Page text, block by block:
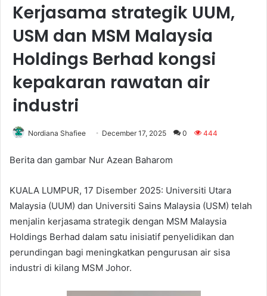
Kerjasama strategik UUM,
USM dan MSM Malaysia
Holdings Berhad kongsi
kepakaran rawatan air
industri
Nordiana Shafiee December 17, 2025 0 444
Berita dan gambar Nur Azean Baharom
KUALA LUMPUR, 17 Disember 2025: Universiti Utara
Malaysia (UUM) dan Universiti Sains Malaysia (USM) telah
menjalin kerjasama strategik dengan MSM Malaysia
Holdings Berhad dalam satu inisiatif penyelidikan dan
perundingan bagi meningkatkan pengurusan air sisa
industri di kilang MSM Johor.